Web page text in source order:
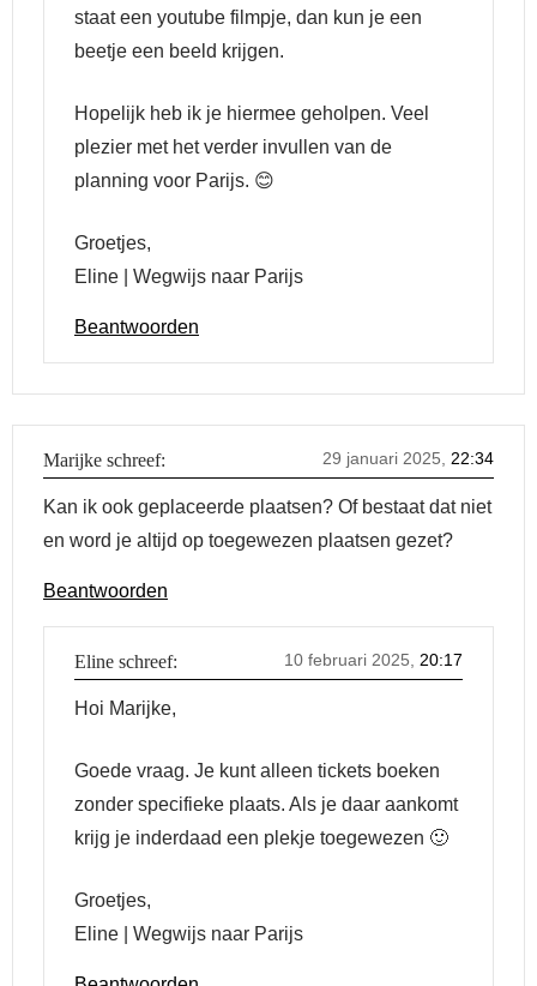
staat een youtube filmpje, dan kun je een
beetje een beeld krijgen.
Hopelijk heb ik je hiermee geholpen. Veel
plezier met het verder invullen van de
planning voor Parijs. 😊
Groetjes,
Eline | Wegwijs naar Parijs
Beantwoorden
Marijke schreef: 29 januari 2025, 22:34
Kan ik ook geplaceerde plaatsen? Of bestaat dat niet
en word je altijd op toegewezen plaatsen gezet?
Beantwoorden
Eline schreef: 10 februari 2025, 20:17
Hoi Marijke,
Goede vraag. Je kunt alleen tickets boeken
zonder specifieke plaats. Als je daar aankomt
krijg je inderdaad een plekje toegewezen 🙂
Groetjes,
Eline | Wegwijs naar Parijs